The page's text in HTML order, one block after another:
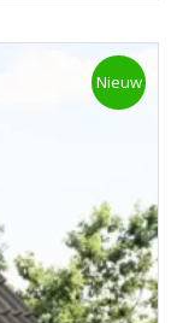
Nieuw